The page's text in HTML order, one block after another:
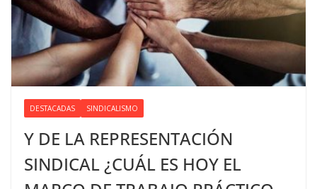
DESTACADAS SINDICALISMO
Y DE LA REPRESENTACIÓN
SINDICAL ¿CUÁL ES HOY EL